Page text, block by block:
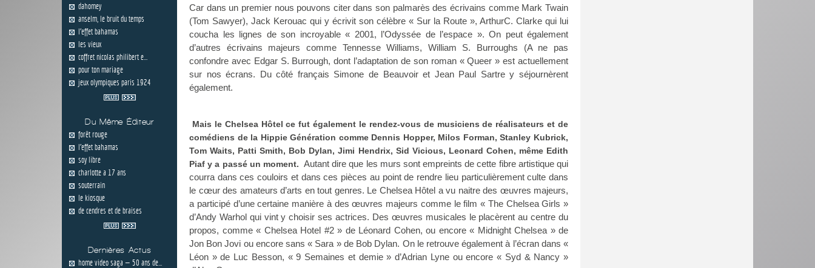
dahomey
anselm, le bruit du temps
l'effet bahamas
les vieux
coffret nicolas philibert e...
pour ton mariage
jeux olympiques paris 1924
Du Même Éditeur
forêt rouge
l'effet bahamas
soy libre
charlotte a 17 ans
souterrain
le kiosque
de cendres et de braises
Dernières Actus
home video saga — 50 ans de...
Car dans un premier nous pouvons citer dans son palmarès des écrivains comme Mark Twain
(Tom Sawyer), Jack Kerouac qui y écrivit son célèbre « Sur la Route », ArthurC. Clarke qui lui
coucha les lignes de son incroyable « 2001, l’Odyssée de l’espace ». On peut également
d’autres écrivains majeurs comme Tennesse Williams, William S. Burroughs (A ne pas
confondre avec Edgar S. Burrough, dont l’adaptation de son roman « Queer » est actuellement
sur nos écrans. Du côté français Simone de Beauvoir et Jean Paul Sartre y séjournèrent
également.
Mais le Chelsea Hôtel ce fut également le rendez-vous de musiciens de réalisateurs et de
comédiens de la Hippie Génération comme Dennis Hopper, Milos Forman, Stanley Kubrick,
Tom Waits, Patti Smith, Bob Dylan, Jimi Hendrix, Sid Vicious, Leonard Cohen, même Edith
Piaf y a passé un moment. Autant dire que les murs sont empreints de cette fibre artistique qui
courra dans ces couloirs et dans ces pièces au point de rendre lieu particulièrement culte dans
le cœur des amateurs d’arts en tout genres. Le Chelsea Hôtel a vu naitre des œuvres majeurs,
a participé d’une certaine manière à des œuvres majeurs comme le film « The Chelsea Girls »
d’Andy Warhol qui vint y choisir ses actrices. Des œuvres musicales le placèrent au centre du
propos, comme « Chelsea Hotel #2 » de Léonard Cohen, ou encore « Midnight Chelsea » de
Jon Bon Jovi ou encore sans « Sara » de Bob Dylan. On le retrouve également à l’écran dans «
Léon » de Luc Besson, « 9 Semaines et demie » d’Adrian Lyne ou encore « Syd & Nancy »